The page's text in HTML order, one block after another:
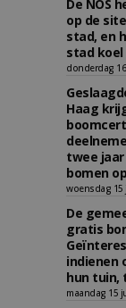
De NOS
op de
stad, en
stad koel
donderdag
Haag
twee
bomen
woensdag 15
De
gratis
indienen
hun tuin,
maandag 15